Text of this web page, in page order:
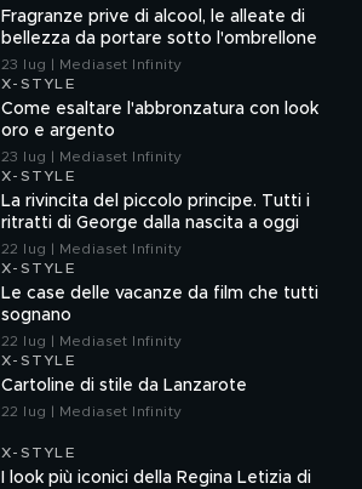
Fragranze prive di alcool, le alleate di
bellezza da portare sotto l'ombrellone
23 lug | Mediaset Infinity
X-STYLE
Come esaltare l'abbronzatura con look
oro e argento
23 lug | Mediaset Infinity
X-STYLE
La rivincita del piccolo principe. Tutti i
ritratti di George dalla nascita a oggi
22 lug | Mediaset Infinity
X-STYLE
Le case delle vacanze da film che tutti
sognano
22 lug | Mediaset Infinity
X-STYLE
Cartoline di stile da Lanzarote
22 lug | Mediaset Infinity
X-STYLE
I look più iconici della Regina Letizia di